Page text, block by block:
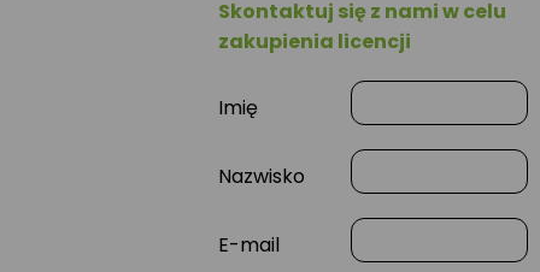
Skontaktuj się z nami w celu
zakupienia licencji
Imię
Nazwisko
E-mail